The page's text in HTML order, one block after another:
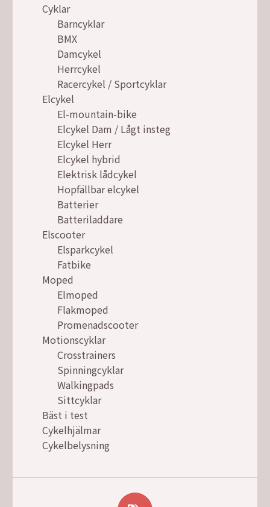
Cyklar
Barncyklar
BMX
Damcykel
Herrcykel
Racercykel / Sportcyklar
Elcykel
El-mountain-bike
Elcykel Dam / Lågt insteg
Elcykel Herr
Elcykel hybrid
Elektrisk lådcykel
Hopfällbar elcykel
Batterier
Batteriladdare
Elscooter
Elsparkcykel
Fatbike
Moped
Elmoped
Flakmoped
Promenadscooter
Motionscyklar
Crosstrainers
Spinningcyklar
Walkingpads
Sittcyklar
Bäst i test
Cykelhjälmar
Cykelbelysning